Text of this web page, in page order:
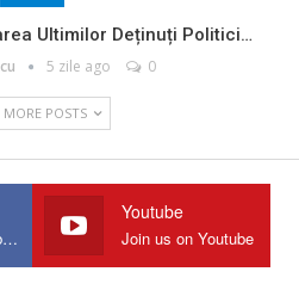
Ultimilor Deținuți Politici…
5 zile ago 0
POSTS
Join us on Facebook
Youtube
Join us on Youtube